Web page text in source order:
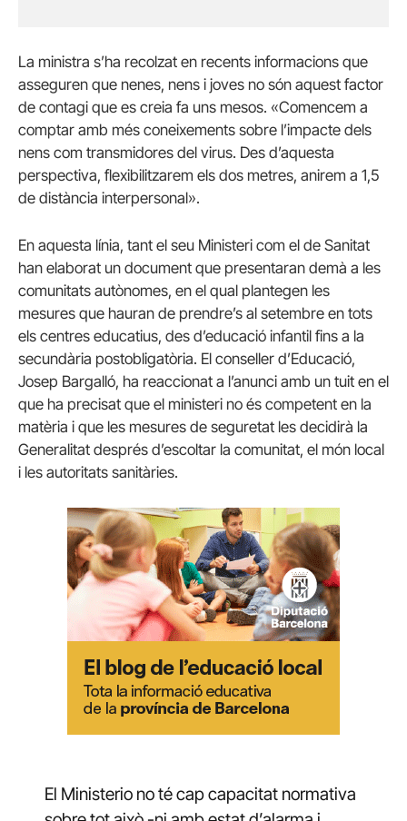
La ministra s’ha recolzat en recents informacions que
asseguren que nenes, nens i joves no són aquest factor
de contagi que es creia fa uns mesos. «Comencem a
comptar amb més coneixements sobre l’impacte dels
nens com transmidores del virus. Des d’aquesta
perspectiva, flexibilitzarem els dos metres, anirem a 1,5
de distància interpersonal».
En aquesta línia, tant el seu Ministeri com el de Sanitat
han elaborat un document que presentaran demà a les
comunitats autònomes, en el qual plantegen les
mesures que hauran de prendre’s al setembre en tots
els centres educatius, des d’educació infantil fins a la
secundària postobligatòria. El conseller d’Educació,
Josep Bargalló, ha reaccionat a l’anunci amb un tuit en el
que ha precisat que el ministeri no és competent en la
matèria i que les mesures de seguretat les decidirà la
Generalitat després d’escoltar la comunitat, el món local
i les autoritats sanitàries.
El Ministerio no té cap capacitat normativa